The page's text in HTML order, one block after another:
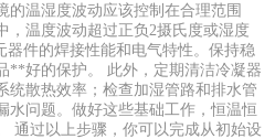
的温湿度波动应该控制在合理范围
，温度波动超过正负2摄氏度或湿度
器件的焊接性能和电气特性。保持稳
**好的保护。 此外，定期清洁冷凝器
统散热效率；检查加湿管路和排水管
水问题。做好这些基础工作，恒温恒
通过以上步骤，你可以完成从初始设